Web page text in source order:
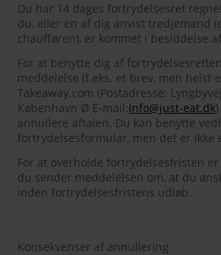
Du har 14 dages fortrydelsesret
du, eller en af dig anvist tredjemand
chaufføren), er kommet i besiddelse
For at benytte dig af
meddelelse (f.eks. et brev, men helst
Takeaway.com (Postadresse:
København Ø E-mail:info@just-eat.dk
annullere aftalen. Du kan benytte
fortrydelsesformular, men det er ikke
For at overholde fortrydelsesfristen
du sender meddelelsen om, at du
inden fortrydelsesfristens udløb.
Konsekvenser af annullering